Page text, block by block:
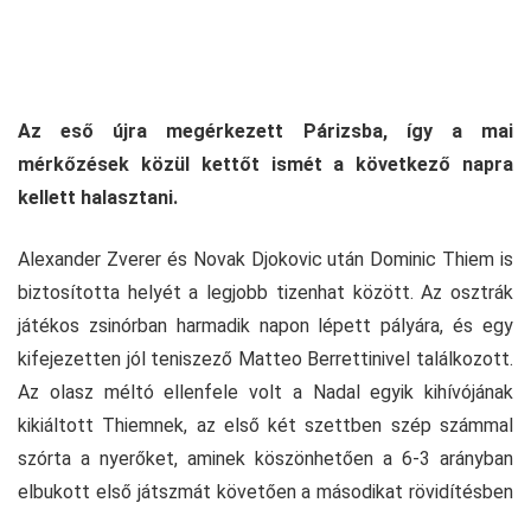
Az eső újra megérkezett Párizsba, így a mai
mérkőzések közül kettőt ismét a következő napra
kellett halasztani.
Alexander Zverer és Novak Djokovic után Dominic Thiem is
biztosította helyét a legjobb tizenhat között. Az osztrák
játékos zsinórban harmadik napon lépett pályára, és egy
kifejezetten jól teniszező Matteo Berrettinivel találkozott.
Az olasz méltó ellenfele volt a Nadal egyik kihívójának
kikiáltott Thiemnek, az első két szettben szép számmal
szórta a nyerőket, aminek köszönhetően a 6-3 arányban
elbukott első játszmát követően a másodikat rövidítésben